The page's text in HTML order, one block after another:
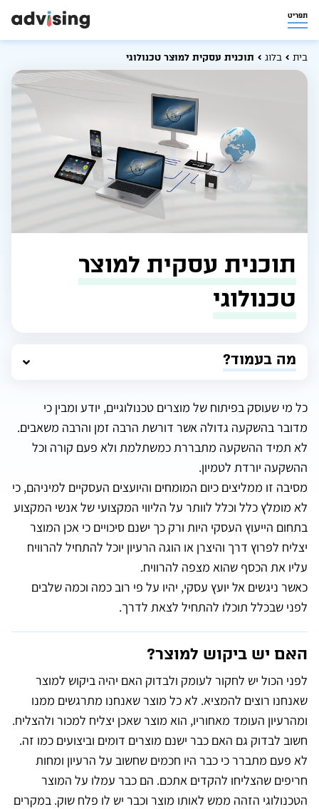
תפריט
בית בלוג תוכנית עסקית למוצר טכנולוגי
תוכנית עסקית למוצר
טכנולוגי
מה בעמוד?
כל מי שעוסק בפיתוח של מוצרים טכנולוגיים, יודע ומבין כי
מדובר בהשקעה גדולה אשר דורשת הרבה זמן והרבה משאבים.
לא תמיד ההשקעה מתבררת כמשתלמת ולא פעם קורה וכל
ההשקעה יורדת לטמיון.
מסיבה זו ממליצים כיום המומחים והיועצים העסקיים למיניהם, כי
לא מומלץ כלל וכלל לוותר על הליווי המקצועי של אנשי המקצוע
בתחום הייעוץ העסקי היות ורק כך ישנם סיכויים כי אכן המוצר
יצליח לפרוץ דרך והיצרן או הוגה הרעיון יוכל להתחיל להרוויח
עליו את הכסף שהוא מצפה להרוויח.
כאשר ניגשים אל יועץ עסקי, יהיו על פי רוב כמה וכמה שלבים
לפני שבכלל תוכלו להתחיל לצאת לדרך.
האם יש ביקוש למוצר?
לפני הכול יש לחקור לעומק ולבדוק האם יהיה ביקוש למוצר
שאנחנו רוצים להמציא. לא כל מוצר שאנחנו מתרגשים ממנו
ומהרעיון העומד מאחוריו, הוא מוצר שאכן יצליח למכור ולהצליח.
חשוב לבדוק גם האם כבר ישנם מוצרים דומים וביצועים כמו זה.
לא פעם מתברר כי כבר היו חכמים שחשוב על הרעיון ומחות
חריפים שהצליחו להקדים אתכם. הם כבר עמלו על המוצר
הטכנולוגי הזהה ממש לאותו מוצר וכבר יש לו פלח שוק. במקרים